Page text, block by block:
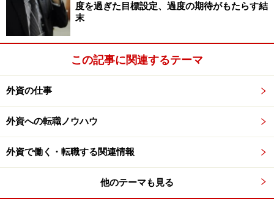
度を過ぎた目標設定、過度の期待がもたらす結
末
この記事に関連するテーマ
外資の仕事
外資への転職ノウハウ
外資で働く・転職する関連情報
他のテーマも見る